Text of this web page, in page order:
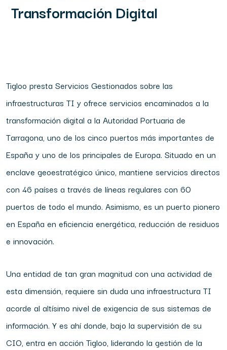
Transformación Digital
Tigloo presta Servicios Gestionados sobre las
infraestructuras TI y ofrece servicios encaminados a la
transformación digital a la Autoridad Portuaria de
Tarragona, uno de los cinco puertos más importantes de
España y uno de los principales de Europa. Situado en un
enclave geoestratégico único, mantiene servicios directos
con 46 países a través de líneas regulares con 60
puertos de todo el mundo. Asimismo, es un puerto pionero
en España en eficiencia energética, reducción de residuos
e innovación.
Una entidad de tan gran magnitud con una actividad de
esta dimensión, requiere sin duda una infraestructura TI
acorde al altísimo nivel de exigencia de sus sistemas de
información. Y es ahí donde, bajo la supervisión de su
CIO, entra en acción Tigloo, liderando la gestión de la